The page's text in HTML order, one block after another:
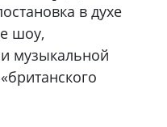
в духе
шоу,
музыкальной